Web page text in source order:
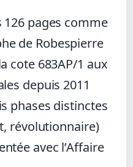
pages comme
de Robespierre
cote 683AP/1 aux
depuis 2011
phases distinctes
révolutionnaire)
avec l’Affaire